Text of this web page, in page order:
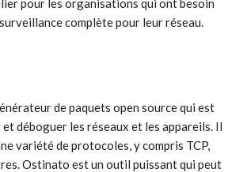
pour les organisations qui ont besoin
complète pour leur réseau.
de paquets open source qui est
déboguer les réseaux et les appareils. Il
variété de protocoles, y compris TCP,
Ostinato est un outil puissant qui peut